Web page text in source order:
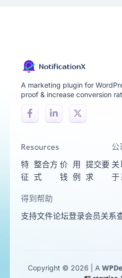
A marketing plugin for
proof & increase conversion
Resources
特
征
整合方
式
价
钱
用
例
提交要
求
公
关
于
得到帮助
支持文件论坛登录会员关系
Copyright © 2026 | A